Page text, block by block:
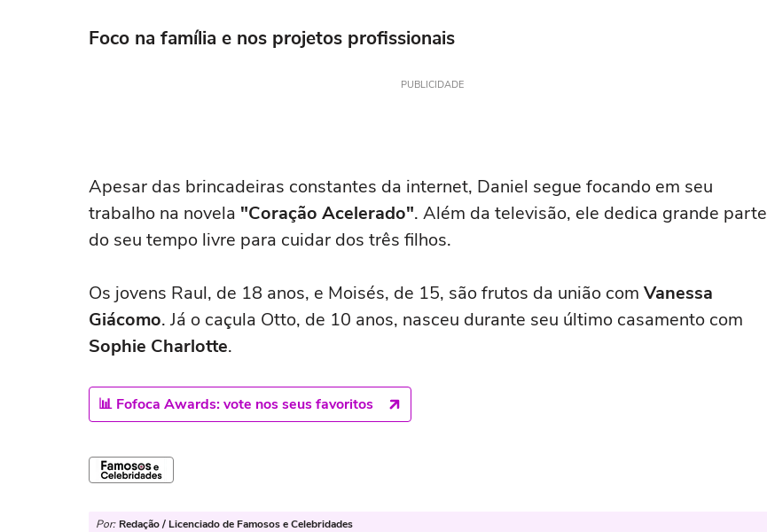
Foco na família e nos projetos profissionais
PUBLICIDADE
Apesar das brincadeiras constantes da internet, Daniel segue focando em seu
trabalho na novela "Coração Acelerado". Além da televisão, ele dedica grande parte
do seu tempo livre para cuidar dos três filhos.
Os jovens Raul, de 18 anos, e Moisés, de 15, são frutos da união com Vanessa
Giácomo. Já o caçula Otto, de 10 anos, nasceu durante seu último casamento com
Sophie Charlotte.
📊 Fofoca Awards: vote nos seus favoritos
Por: Redação / Licenciado de Famosos e Celebridades